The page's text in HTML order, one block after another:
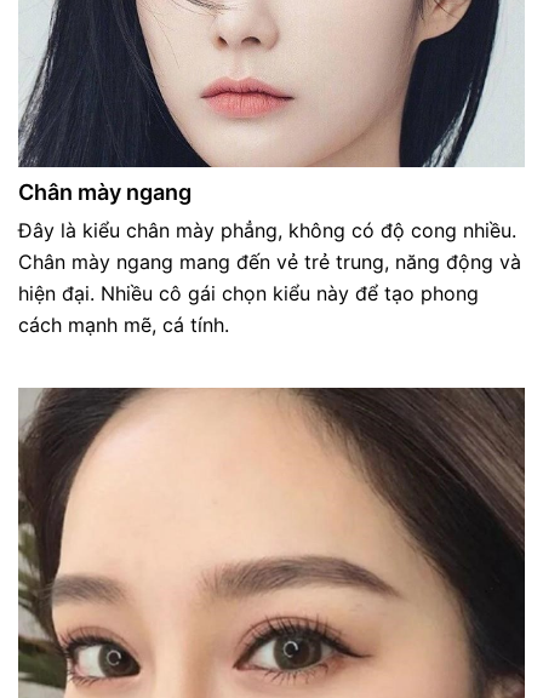
Chân mày ngang
Đây là kiểu chân mày phẳng, không có độ cong nhiều.
Chân mày ngang mang đến vẻ trẻ trung, năng động và
hiện đại. Nhiều cô gái chọn kiểu này để tạo phong
cách mạnh mẽ, cá tính.